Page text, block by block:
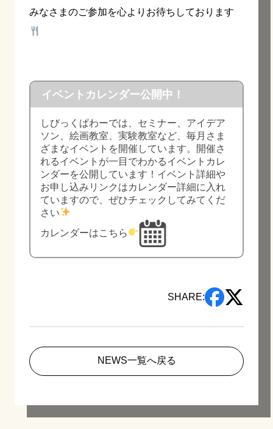
みなさまのご参加を心よりお待ちしております
イベントカレンダー公開中！
しびっくぱわーでは、セミナー、アイデア
ソン、絵画教室、実験教室など、毎月さま
ざまなイベントを開催しています。開催さ
れるイベントが一目でわかるイベントカレ
ンダーを公開しています！イベント詳細や
お申し込みリンクはカレンダー詳細に入れ
ていますので、ぜひチェックしてみてくだ
さい
カレンダーはこちら
SHARE:
NEWS一覧へ戻る